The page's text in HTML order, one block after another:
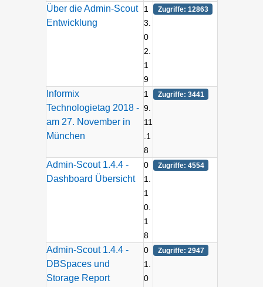
Über die Admin-Scout
Entwicklung
1
3.
0
2.
1
9
Zugriffe: 12863
Informix
Technologietag 2018 -
am 27. November in
München
1
9.
11
.1
8
Zugriffe: 3441
Admin-Scout 1.4.4 -
Dashboard Übersicht
0
1.
1
0.
1
8
Zugriffe: 4554
Admin-Scout 1.4.4 -
DBSpaces und
Storage Report
0
1.
0
Zugriffe: 2947